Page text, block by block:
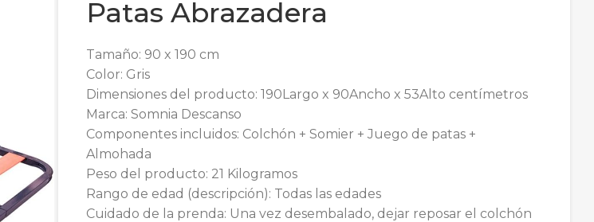
Patas Abrazadera
Tamaño: 90 x 190 cm
Color: Gris
Dimensiones del producto: 190Largo x 90Ancho x 53Alto centímetros
Marca: Somnia Descanso
Componentes incluidos: Colchón + Somier + Juego de patas +
Almohada
Peso del producto: 21 Kilogramos
Rango de edad (descripción): Todas las edades
Cuidado de la prenda: Una vez desembalado, dejar reposar el colchón